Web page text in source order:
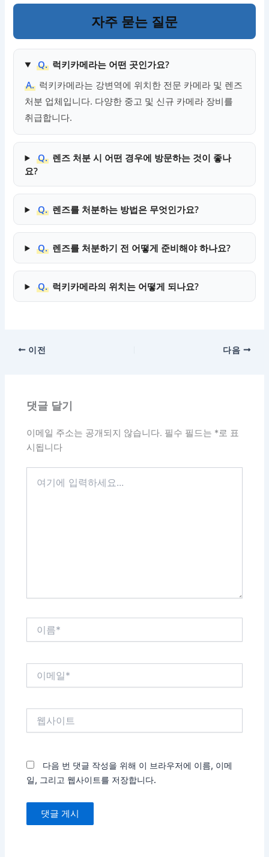
자주 묻는 질문
Q. 럭키카메라는 어떤 곳인가요?
A. 럭키카메라는 강변역에 위치한 전문 카메라 및 렌즈
처분 업체입니다. 다양한 중고 및 신규 카메라 장비를
취급합니다.
Q. 렌즈 처분 시 어떤 경우에 방문하는 것이 좋나
요?
Q. 렌즈를 처분하는 방법은 무엇인가요?
Q. 렌즈를 처분하기 전 어떻게 준비해야 하나요?
Q. 럭키카메라의 위치는 어떻게 되나요?
이전 다음
댓글 달기
이메일 주소는 공개되지 않습니다. 필수 필드는 *로 표
시됩니다
다음 번 댓글 작성을 위해 이 브라우저에 이름, 이메
일, 그리고 웹사이트를 저장합니다.